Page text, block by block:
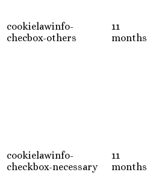
cookielawinfo-
checbox-others
11
months
cookielawinfo-
checkbox-necessary
11
months